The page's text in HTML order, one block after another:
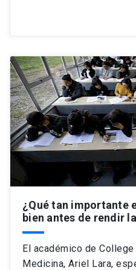
¿Qué tan importante
bien antes de rendir
El académico de
Medicina, Ariel Lara,